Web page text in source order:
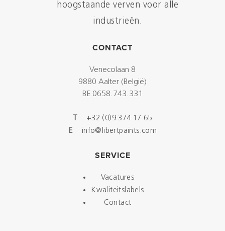
hoogstaande verven voor alle
industrieën.
CONTACT
Venecolaan 8
9880 Aalter (België)
BE 0658.743.331
+32 (0)9 374 17 65
E info@libertpaints.com
SERVICE
Vacatures
Kwaliteitslabels
Contact